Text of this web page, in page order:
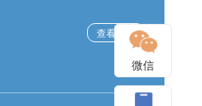
微信
查看更多